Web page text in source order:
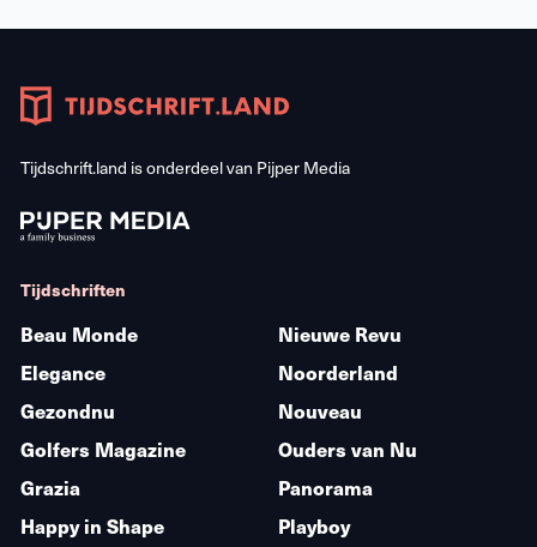
Tijdschrift.land is onderdeel van Pijper Media
Tijdschriften
Beau Monde
Elegance
Gezondnu
Golfers Magazine
Grazia
Happy in Shape
Nieuwe Revu
Noorderland
Nouveau
Ouders van Nu
Panorama
Playboy